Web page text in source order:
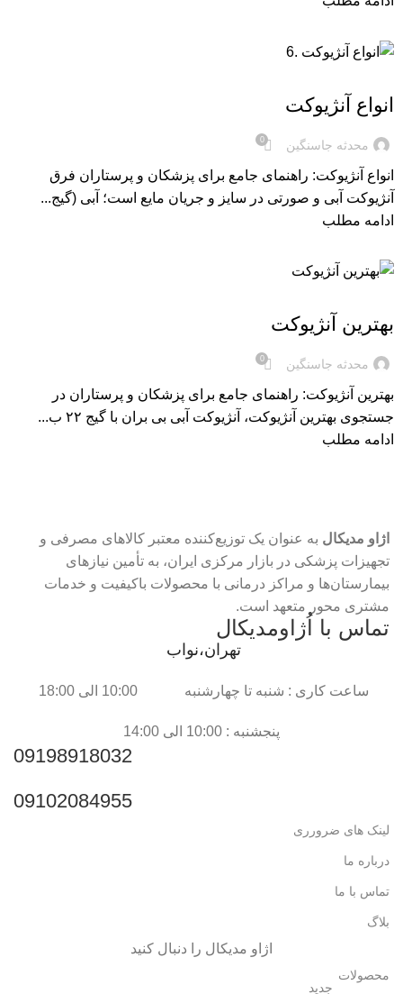
انواع آنژیوکت
محدثه جاسنگین 0
انواع آنژیوکت: راهنمای جامع برای پزشکان و پرستاران فرق
آنژیوکت آبی و صورتی در سایز و جریان مایع است؛ آبی (گیج...
ادامه مطلب
بهترین آنژیوکت
محدثه جاسنگین 0
بهترین آنژیوکت: راهنمای جامع برای پزشکان و پرستاران در
جستجوی بهترین آنژیوکت، آنژیوکت آبی بی بران با گیج ۲۲ ب...
ادامه مطلب
اژاو مدیکال به عنوان یک توزیع‌کننده معتبر کالاهای مصرفی و
تجهیزات پزشکی در بازار مرکزی ایران، به تأمین نیازهای
بیمارستان‌ها و مراکز درمانی با محصولات باکیفیت و خدمات
مشتری محور متعهد است.
تماس با اُژاومدیکال
تهران،نواب
ساعت کاری : شنبه تا چهارشنبه 10:00 الی 18:00
پنجشنبه : 10:00 الی 14:00
09198918032
09102084955
لینک های ضرورری
درباره ما
تماس با ما
بلاگ
اژاو مدیکال را دنبال کنید
محصولات
جدید